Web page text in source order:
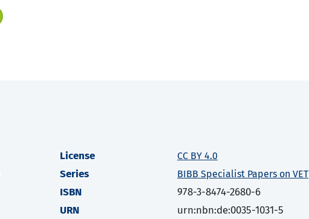
License CC BY 4.0
Series BIBB Specialist Papers on VET
ISBN
978-3-8474-2680-6
URN
urn:nbn:de:0035-1031-5